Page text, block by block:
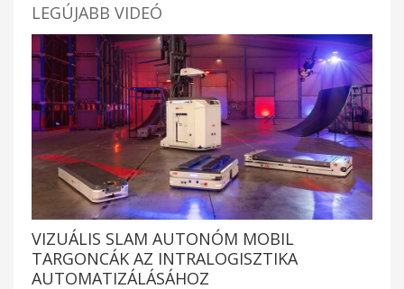
LEGÚJABB VIDEÓ
VIZUÁLIS SLAM AUTONÓM MOBIL
TARGONCÁK AZ INTRALOGISZTIKA
AUTOMATIZÁLÁSÁHOZ